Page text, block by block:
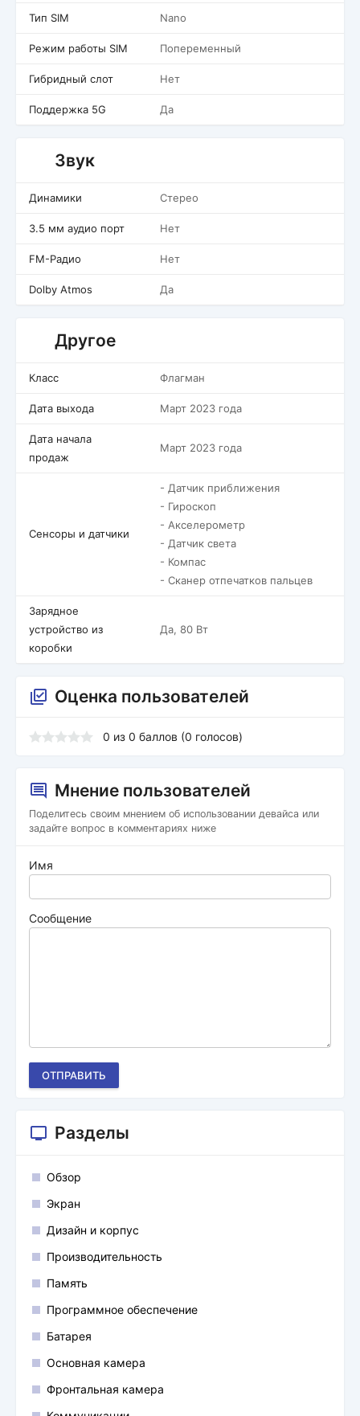
Тип SIM Nano
Режим работы SIM Попеременный
Гибридный слот Нет
Поддержка 5G Да
Звук
Динамики Стерео
3.5 мм аудио порт Нет
FM-Радио Нет
Dolby Atmos Да
Другое
Класс Флагман
Дата выхода Март 2023 года
Дата начала
продаж
Март 2023 года
Сенсоры и датчики
- Датчик приближения
- Гироскоп
- Акселерометр
- Датчик света
- Компас
- Сканер отпечатков пальцев
Зарядное
устройство из
коробки
Да, 80 Вт
Оценка пользователей
0 из 0 баллов (0 голосов)
Мнение пользователей
Поделитесь своим мнением об использовании девайса или
задайте вопрос в комментариях ниже
Имя
Сообщение
ОТПРАВИТЬ
Разделы
Обзор
Экран
Дизайн и корпус
Производительность
Память
Программное обеспечение
Батарея
Основная камера
Фронтальная камера